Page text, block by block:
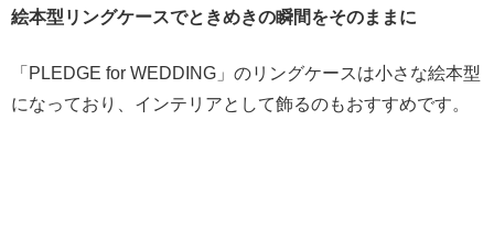
絵本型リングケースでときめきの瞬間をそのままに
「PLEDGE for WEDDING」のリングケースは小さな絵本型
になっており、インテリアとして飾るのもおすすめです。